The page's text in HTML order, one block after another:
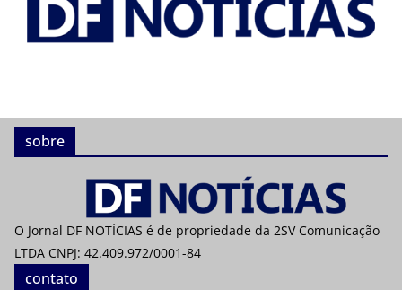
sobre
O Jornal DF NOTÍCIAS é de propriedade da 2SV Comunicação
LTDA CNPJ: 42.409.972/0001-84
contato